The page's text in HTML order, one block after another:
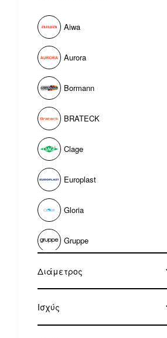
Aiwa
Aurora
Bormann
BRATECK
Clage
Europlast
Gloria
Gruppe
HomeVero
Διάμετρος
Ισχύς